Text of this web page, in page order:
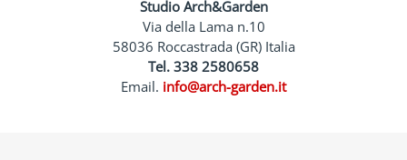
Studio Arch&Garden
Via della Lama n.10
58036 Roccastrada (GR) Italia
Tel. 338 2580658
Email. info@arch-garden.it